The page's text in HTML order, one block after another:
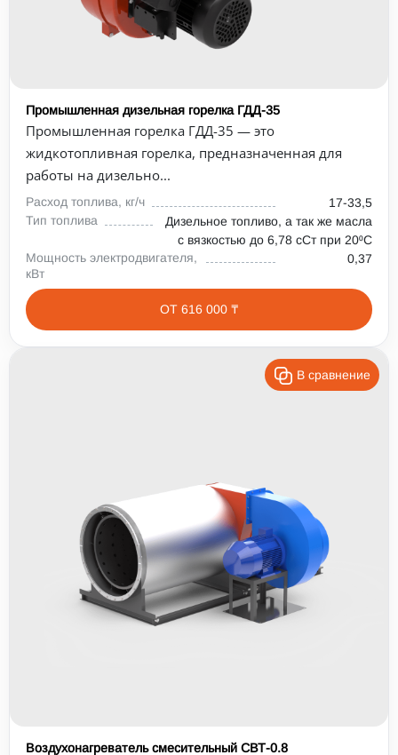
Промышленная дизельная горелка ГДД-35
Промышленная горелка ГДД-35 — это
жидкотопливная горелка, предназначенная для
работы на дизельно...
Расход топлива, кг/ч
17-33,5
Тип топлива
Дизельное топливо, а так же масла
с вязкостью до 6,78 сСт при 20⁰С
Мощность электродвигателя,
кВт
0,37
ОТ 616 000 ₸
В сравнение
Воздухонагреватель смесительный СВТ-0.8